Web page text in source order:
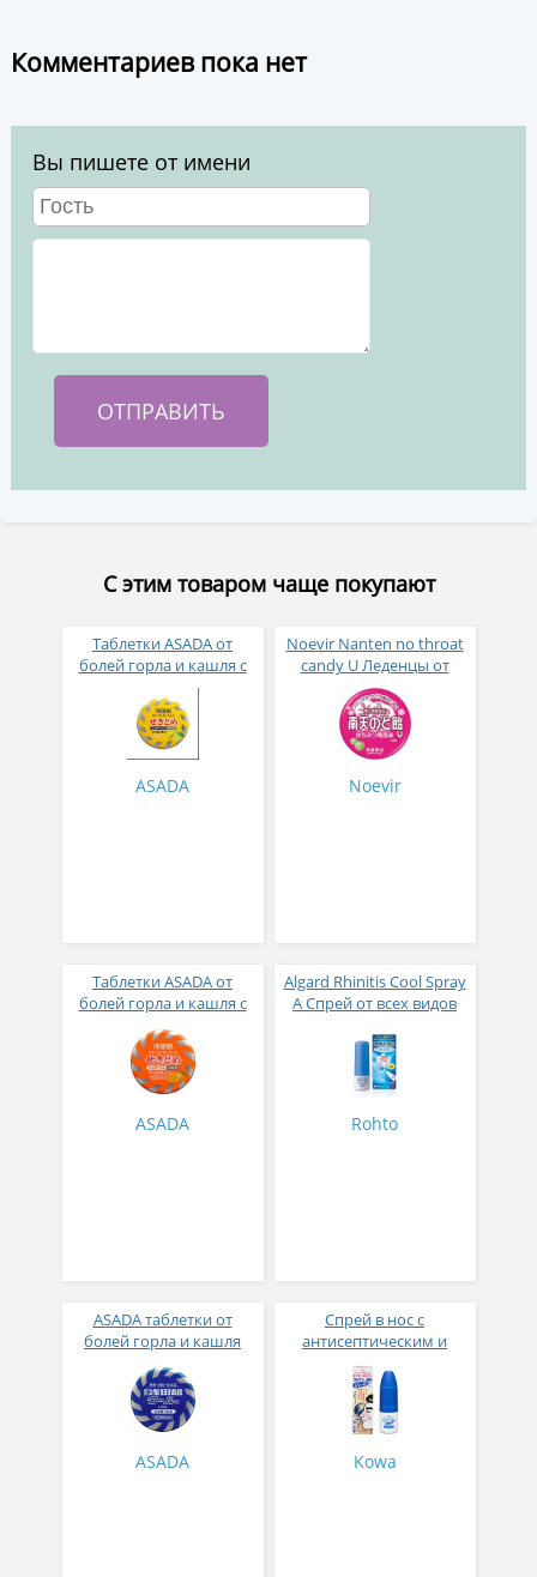
Комментариев пока нет
Вы пишете от имени
С этим товаром чаще покупают
Таблетки ASADA от
болей горла и кашля с
лимонным вкусом № 36
ASADA
Noevir Nanten no throat
candy U Леденцы от
кашля и боли в горле со
вкусом медовой сливы
№ 54
Noevir
Таблетки ASADA от
болей горла и кашля с
апельсиновым вкусом
№ 36
ASADA
Algard Rhinitis Cool Spray
A Спрей от всех видов
мл
Rohto
ASADA таблетки от
болей горла и кашля
охлаждающие
ментоловый вкус 50
штук
ASADA
Спрей в нос с
антисептическим и
антибактериальным
эффектом Kowa
Korgengenkowa rhinitis
Jet 30 мл
Kowa